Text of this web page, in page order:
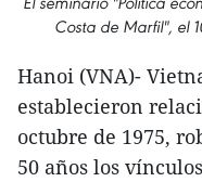
Costa de Marfil", el
Hanoi (VNA)-
establecieron
octubre de 1975,
50 años los